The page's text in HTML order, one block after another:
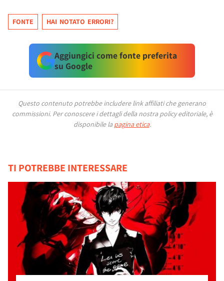
FONTE HAI NOTATO ERRORI?
Aggiungici come fonte preferita
su Google
Questo contenuto potrebbe includere link affiliati che generano
commissioni. Per conoscere i dettagli della nostra policy editoriale, è
disponibile la pagina etica.
TI POTREBBE INTERESSARE